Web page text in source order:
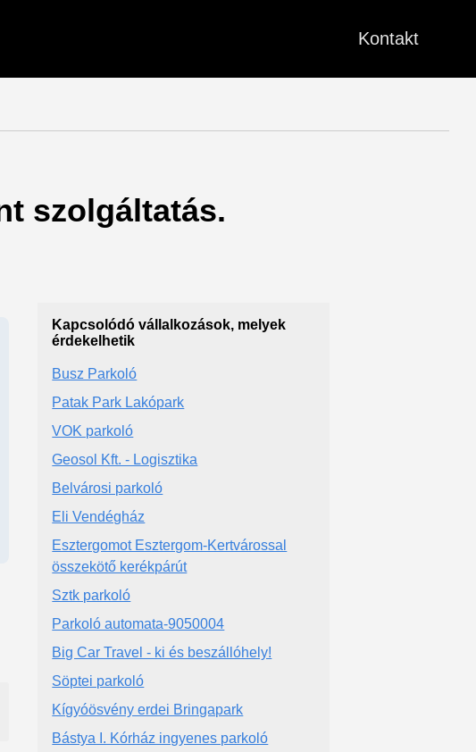
Kontakt
szolgáltatás.
Kapcsolódó vállalkozások, melyek
érdekelhetik
Busz Parkoló
Patak Park Lakópark
VOK parkoló
Geosol Kft. - Logisztika
Belvárosi parkoló
Eli Vendégház
Esztergomot Esztergom-Kertvárossal
összekötő kerékpárút
Sztk parkoló
Parkoló automata-9050004
Big Car Travel - ki és beszállóhely!
Söptei parkoló
Kígyóösvény erdei Bringapark
Bástya I. Kórház ingyenes parkoló